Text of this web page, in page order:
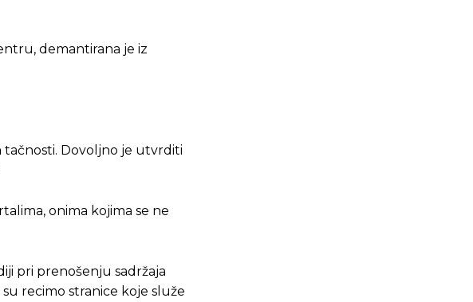
demantirana je iz
tačnosti. Dovoljno je utvrditi
onima kojima se ne
pri prenošenju sadržaja
recimo stranice koje služe